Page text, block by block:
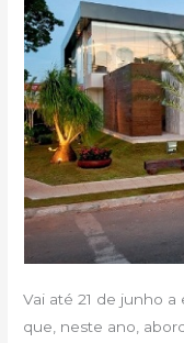
Vai até 21 de junho a
que, neste ano,